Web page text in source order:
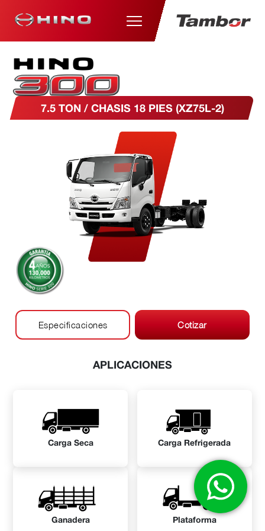
7.5 TON / CHASIS 18 PIES (XZ75L-2)
Especificaciones Cotizar
APLICACIONES
Carga Seca Carga Refrigerada
Ganadera Plataforma